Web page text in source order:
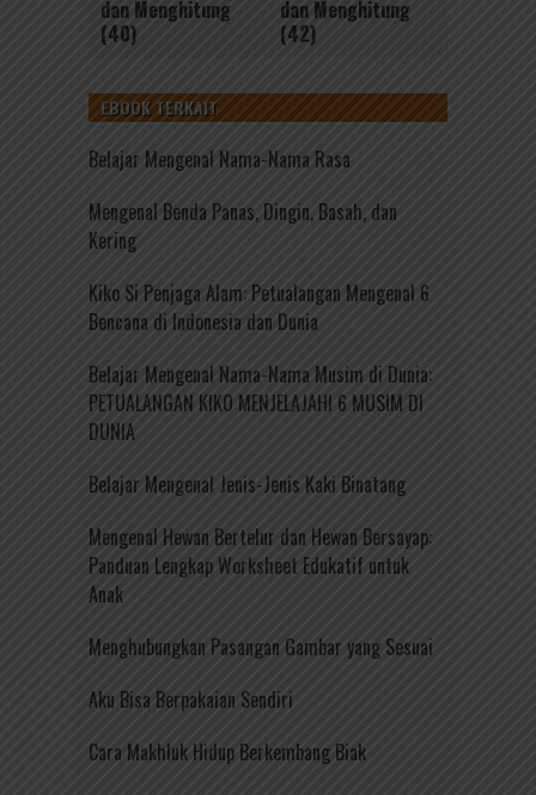
dan Menghitung
(40)
dan Menghitung
(42)
EBOOK TERKAIT
Belajar Mengenal Nama-Nama Rasa
Mengenal Benda Panas, Dingin, Basah, dan
Kering
Kiko Si Penjaga Alam: Petualangan Mengenal 6
Bencana di Indonesia dan Dunia
Belajar Mengenal Nama-Nama Musim di Dunia:
PETUALANGAN KIKO MENJELAJAHI 6 MUSIM DI
DUNIA
Belajar Mengenal Jenis-Jenis Kaki Binatang
Mengenal Hewan Bertelur dan Hewan Bersayap:
Panduan Lengkap Worksheet Edukatif untuk
Anak
Menghubungkan Pasangan Gambar yang Sesuai
Aku Bisa Berpakaian Sendiri
Cara Makhluk Hidup Berkembang Biak